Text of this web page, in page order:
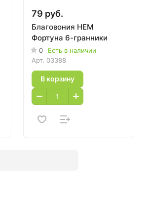
79 руб.
Благовония HEM
Фортуна 6-гранники
0
Есть в наличии
Арт. 03388
В корзину